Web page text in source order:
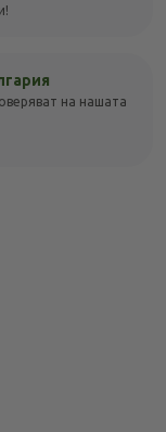
на нашата